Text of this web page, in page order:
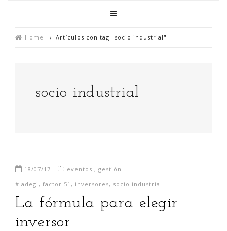
Home › Artículos con tag "socio industrial"
socio industrial
18/07/17 eventos , gestión
# adegi , factor 51 , inversores, socio industrial
La fórmula para elegir
inversor